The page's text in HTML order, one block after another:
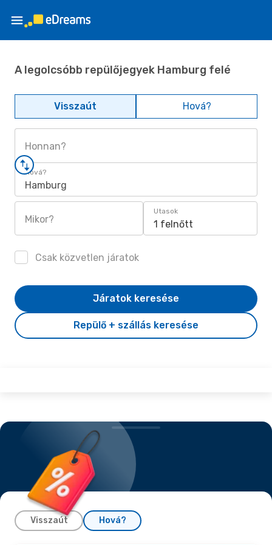
A legolcsóbb repülőjegyek Hamburg felé
Visszaút Hová?
Honnan?
Hová?
Hamburg
Mikor?
Utasok
1 felnőtt
Csak közvetlen járatok
Repülő + szállás keresése
Járatok keresése
Visszaút Hová?